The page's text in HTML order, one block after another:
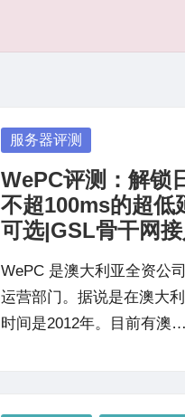
Posted
服务器评测
WePC评测：解锁
不超100ms的超低
可选|GSL骨干网
WePC 是澳大利亚全资公
运营部门。据说是在澳大
时间是2012年。目前有澳…